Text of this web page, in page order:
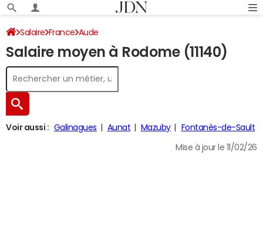
Salaire France Aude
Salaire moyen à Rodome (11140)
Voir aussi : Galinagues Aunat Mazuby Fontanès-de-Sault
Mise à jour le 11/02/26